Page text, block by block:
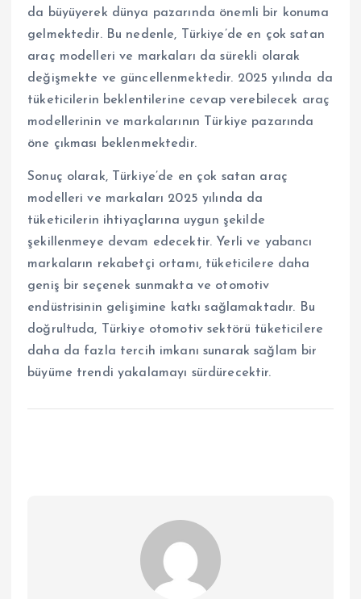
da büyüyerek dünya pazarında önemli bir konuma
gelmektedir. Bu nedenle, Türkiye’de en çok satan
araç modelleri ve markaları da sürekli olarak
değişmekte ve güncellenmektedir. 2025 yılında da
tüketicilerin beklentilerine cevap verebilecek araç
modellerinin ve markalarının Türkiye pazarında
öne çıkması beklenmektedir.
Sonuç olarak, Türkiye’de en çok satan araç
modelleri ve markaları 2025 yılında da
tüketicilerin ihtiyaçlarına uygun şekilde
şekillenmeye devam edecektir. Yerli ve yabancı
markaların rekabetçi ortamı, tüketicilere daha
geniş bir seçenek sunmakta ve otomotiv
endüstrisinin gelişimine katkı sağlamaktadır. Bu
doğrultuda, Türkiye otomotiv sektörü tüketicilere
daha da fazla tercih imkanı sunarak sağlam bir
büyüme trendi yakalamayı sürdürecektir.